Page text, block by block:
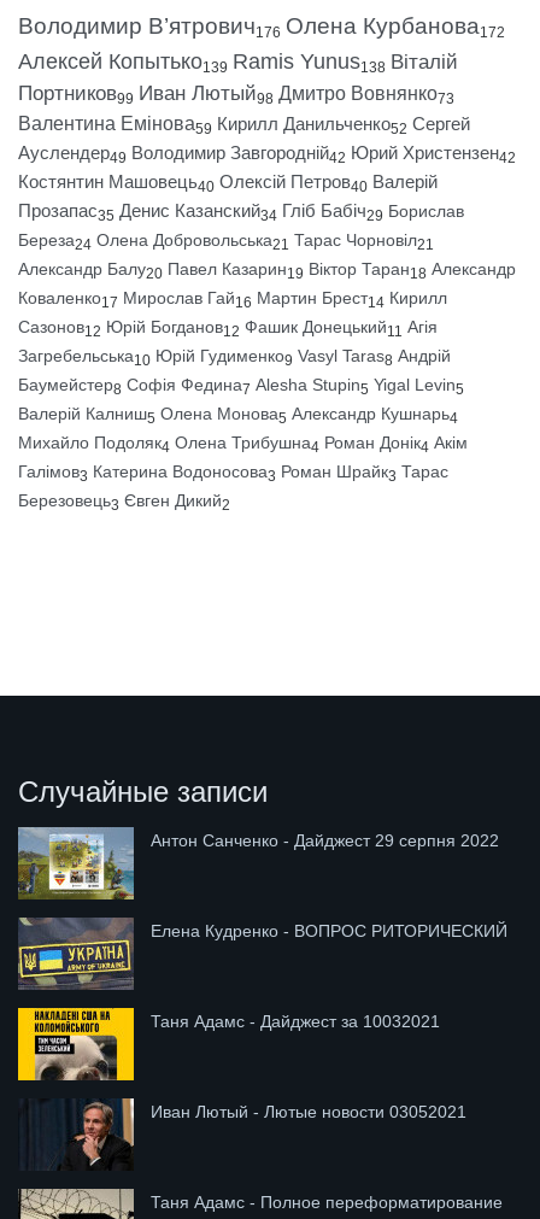
Володимир В’ятрович176 Олена Курбанова172
Алексей Копытько139 Ramis Yunus138 Віталій
Портников99 Иван Лютый98 Дмитро Вовнянко73
Валентина Емінова59 Кирилл Данильченко52 Сергей
Ауслендер49 Володимир Завгородній42 Юрий Христензен42
Костянтин Машовець40 Олексій Петров40 Валерій
Прозапас35 Денис Казанский34 Гліб Бабіч29 Борислав
Береза24 Олена Добровольська21 Тарас Чорновіл21
Александр Балу20 Павел Казарин19 Віктор Таран18 Александр
Коваленко17 Мирослав Гай16 Мартин Брест14 Кирилл
Сазонов12 Юрій Богданов12 Фашик Донецький11 Агія
Загребельська10 Юрій Гудименко9 Vasyl Taras8 Андрій
Баумейстер8 Софія Федина7 Alesha Stupin5 Yigal Levin5
Валерій Калниш5 Олена Монова5 Александр Кушнарь4
Михайло Подоляк4 Олена Трибушна4 Роман Донік4 Акім
Галімов3 Катерина Водоносова3 Роман Шрайк3 Тарас
Березовець3 Євген Дикий2
Случайные записи
Антон Санченко - Дайджест 29 серпня 2022
Елена Кудренко - ВОПРОС РИТОРИЧЕСКИЙ
Таня Адамс - Дайджест за 10032021
Иван Лютый - Лютые новости 03052021
Таня Адамс - Полное переформатирование